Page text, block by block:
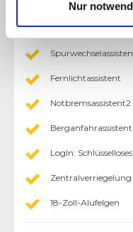
Nur
Dynamische
Regensensor
Fernlichtassistent
Berganfahrassistent
LogIn:
18-Zoll-Alufelgen